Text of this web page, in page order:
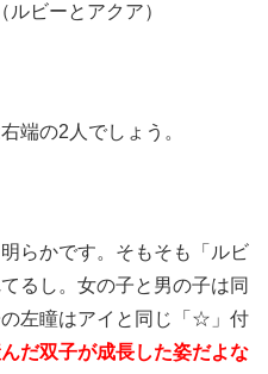
ビーとアクア）
端の2人でしょう。
らかです。そもそも「ルビ
るし。女の子と男の子は同
左瞳はアイと同じ「☆」付
だ双子が成長した姿だよな